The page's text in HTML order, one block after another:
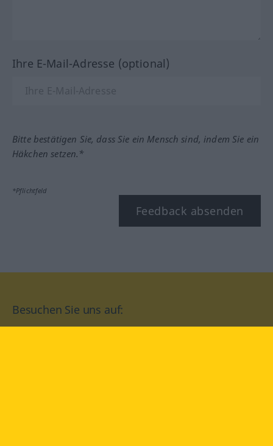
Ihre E-Mail-Adresse (optional)
Bitte bestätigen Sie, dass Sie ein Mensch sind, indem Sie ein
Häkchen setzen.*
*Pflichtfeld
Feedback absenden
Besuchen Sie uns auf: